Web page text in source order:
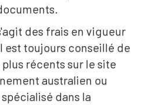
des frais en vigueur
est toujours conseillé de
récents sur le site
australien ou
dans la